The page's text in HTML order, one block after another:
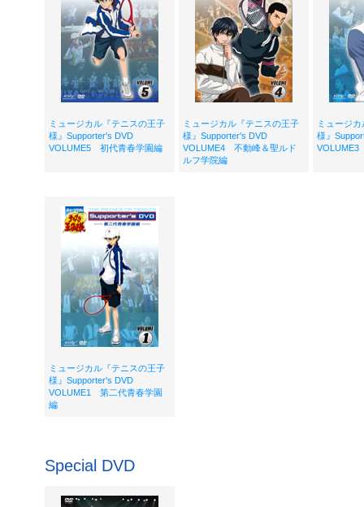
ミュージカル『テニスの王子
様』Supporter's DVD
VOLUME5 初代青春学園編
ミュージカル『テニスの王子
様』Supporter's DVD
VOLUME4 不動峰＆聖ルド
ルフ学院編
ミュージ
様』
ミュージカル『テニスの王子
様』Supporter's DVD
VOLUME1 第二代青春学園
編
Special DVD